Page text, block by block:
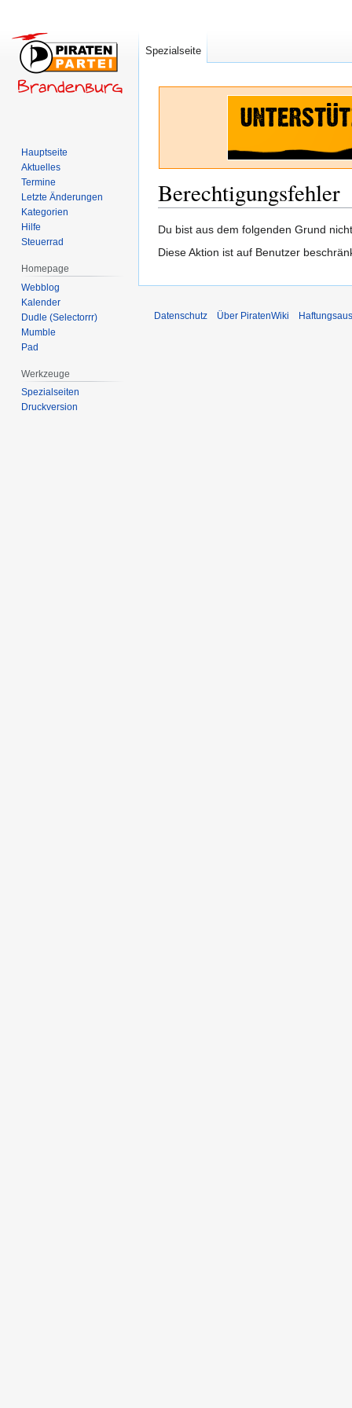
Berechtigungsfehler
Zur
Navigation
Zur
Suche
Du bist aus dem folgenden Grund
Diese Aktion ist auf Benutzer
Spezialseite
Hauptseite
Aktuelles
Termine
Letzte Änderungen
Kategorien
Hilfe
Steuerrad
Homepage
Webblog
Kalender
Dudle (Selectorrr)
Mumble
Pad
Werkzeuge
Spezialseiten
Druckversion
Datenschutz Über PiratenWiki